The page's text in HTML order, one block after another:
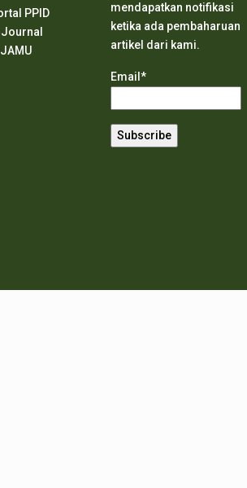
PPID
mendapatkan notifikasi
ketika ada pembaharuan
artikel dari kami.
Email*